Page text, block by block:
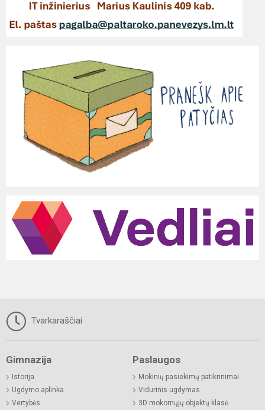
Tvarkaraščiai
Gimnazija
Istorija
Ugdymo aplinka
Vertybės
Paslaugos
Mokinių pasiekimų patikrinimai
Vidurinis ugdymas
3D mokomųjų objektų klasė